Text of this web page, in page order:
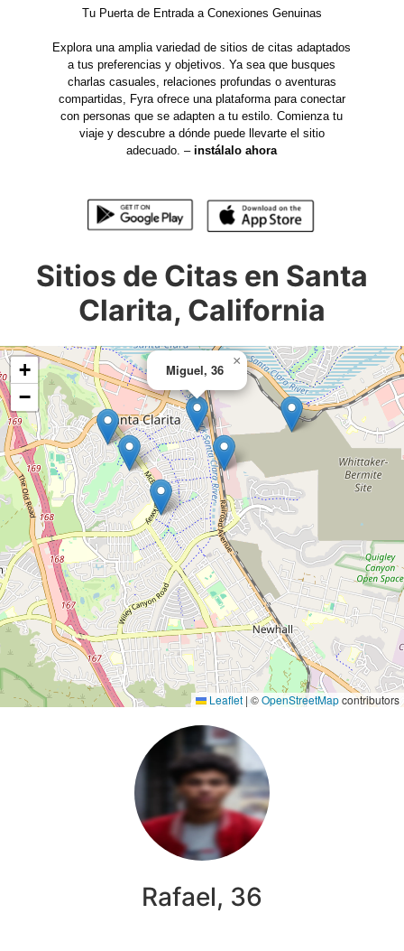
Tu Puerta de Entrada a Conexiones Genuinas
Explora una amplia variedad de sitios de citas adaptados
a tus preferencias y objetivos. Ya sea que busques
charlas casuales, relaciones profundas o aventuras
compartidas, Fyra ofrece una plataforma para conectar
con personas que se adapten a tu estilo. Comienza tu
viaje y descubre a dónde puede llevarte el sitio
adecuado. –instálalo ahora
Sitios de Citas en Santa
Clarita, California
Miguel, 36
×
+
−
Leaflet | ©OpenStreetMapcontributors
Rafael, 36